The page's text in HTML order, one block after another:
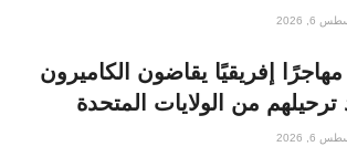
6, 2026
36 مهاجرًا إفريقيًا يقاضون الكاميرون
ترحيلهم من الولايات المتحدة
6, 2026